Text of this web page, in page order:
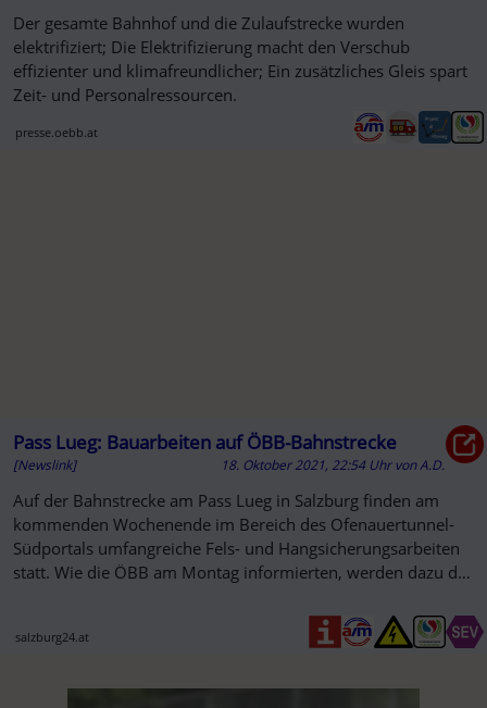
Der gesamte Bahnhof und die Zulaufstrecke wurden
elektrifiziert; Die Elektrifizierung macht den Verschub
effizienter und klimafreundlicher; Ein zusätzliches Gleis spart
Zeit- und Personalressourcen.
presse.oebb.at
Pass Lueg: Bauarbeiten auf ÖBB-Bahnstrecke
[Newslink] 18. Oktober 2021, 22:54 Uhr vonA.D.
Auf der Bahnstrecke am Pass Lueg in Salzburg finden am
kommenden Wochenende im Bereich des Ofenauertunnel-
Südportals umfangreiche Fels- und Hangsicherungsarbeiten
statt. Wie die ÖBB am Montag informierten, werden dazu die
salzburg24.at